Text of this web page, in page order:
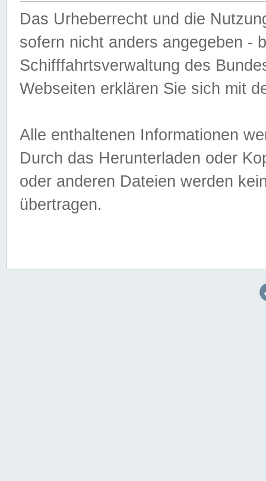
Das Urheberrecht und die
sofern nicht anders angegeben -
Schifffahrtsverwaltung des
Webseiten erklären Sie sich mit
Alle enthaltenen Informationen
Durch das Herunterladen oder
oder anderen Dateien werden
übertragen.